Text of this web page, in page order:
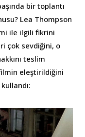
bir toplantı
Lea Thompson
ile ilgili fikrini
çok sevdiğini, o
teslim
eleştirildiğini